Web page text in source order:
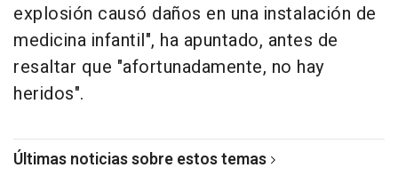
explosión causó daños en una instalación de
medicina infantil", ha apuntado, antes de
resaltar que "afortunadamente, no hay
heridos".
Últimas noticias sobre estos temas